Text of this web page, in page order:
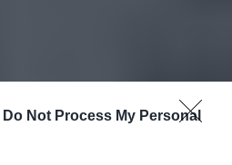
Do Not Process My Personal